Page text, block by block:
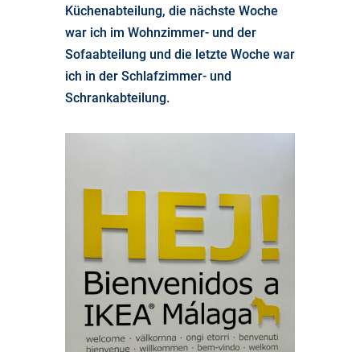
Küchenabteilung, die nächste Woche
war ich im Wohnzimmer- und der
Sofaabteilung und die letzte Woche war
ich in der Schlafzimmer- und
Schrankabteilung.